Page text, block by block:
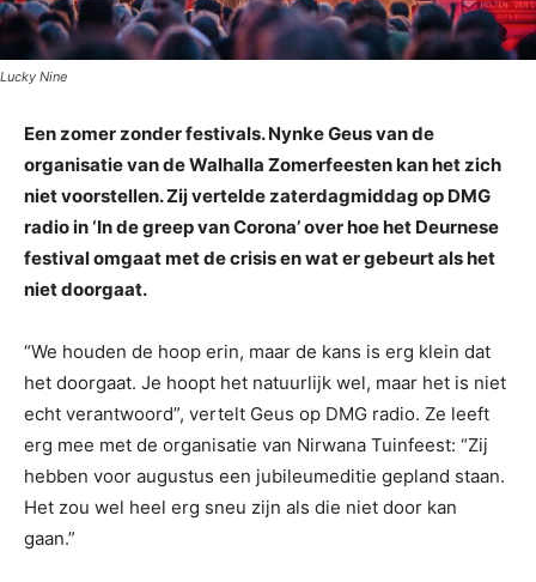
Lucky Nine
Een zomer zonder festivals. Nynke Geus van de
organisatie van de Walhalla Zomerfeesten kan het zich
niet voorstellen. Zij vertelde zaterdagmiddag op DMG
radio in ‘In de greep van Corona’ over hoe het Deurnese
festival omgaat met de crisis en wat er gebeurt als het
niet doorgaat.
“We houden de hoop erin, maar de kans is erg klein dat
het doorgaat. Je hoopt het natuurlijk wel, maar het is niet
echt verantwoord”, vertelt Geus op DMG radio. Ze leeft
erg mee met de organisatie van Nirwana Tuinfeest: “Zij
hebben voor augustus een jubileumeditie gepland staan.
Het zou wel heel erg sneu zijn als die niet door kan
gaan.”